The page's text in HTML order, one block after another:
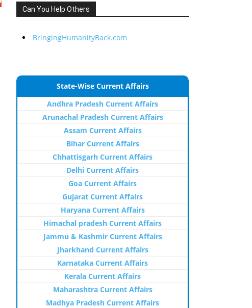
Can You Help Others
BringingHumanityBack.com
State-Wise Current Affairs
Andhra Pradesh Current Affairs
Arunachal Pradesh Current Affairs
Assam Current Affairs
Bihar Current Affairs
Chhattisgarh Current Affairs
Delhi Current Affairs
Goa Current Affairs
Gujarat Current Affairs
Haryana Current Affairs
Himachal pradesh Current Affairs
Jammu & Kashmir Current Affairs
Jharkhand Current Affairs
Karnataka Current Affairs
Kerala Current Affairs
Maharashtra Current Affairs
Madhya Pradesh Current Affairs